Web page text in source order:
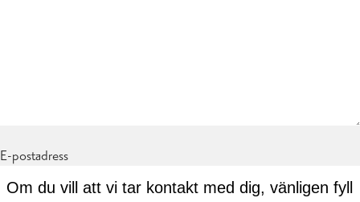
E-postadress